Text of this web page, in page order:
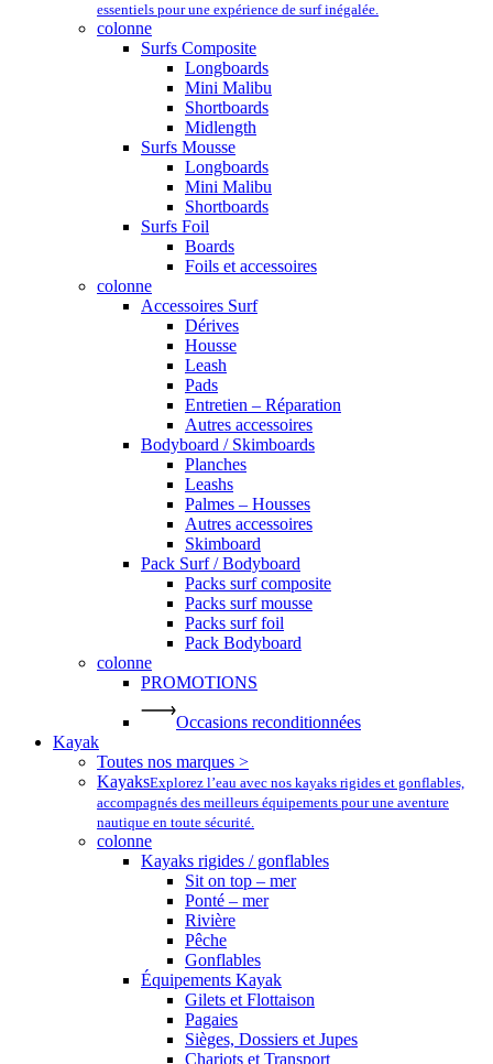
essentiels pour une expérience de surf inégalée.
colonne
Surfs Composite
Longboards
Mini Malibu
Shortboards
Midlength
Surfs Mousse
Longboards
Mini Malibu
Shortboards
Surfs Foil
Boards
Foils et accessoires
colonne
Accessoires Surf
Dérives
Housse
Leash
Pads
Entretien – Réparation
Autres accessoires
Bodyboard / Skimboards
Planches
Leashs
Palmes – Housses
Autres accessoires
Skimboard
Pack Surf / Bodyboard
Packs surf composite
Packs surf mousse
Packs surf foil
Pack Bodyboard
colonne
PROMOTIONS
Occasions reconditionnées
Kayak
Toutes nos marques >
KayaksExplorez l’eau avec nos kayaks rigides et gonflables,
accompagnés des meilleurs équipements pour une aventure
nautique en toute sécurité.
colonne
Kayaks rigides / gonflables
Sit on top – mer
Ponté – mer
Rivière
Pêche
Gonflables
Équipements Kayak
Gilets et Flottaison
Pagaies
Sièges, Dossiers et Jupes
Chariots et Transport